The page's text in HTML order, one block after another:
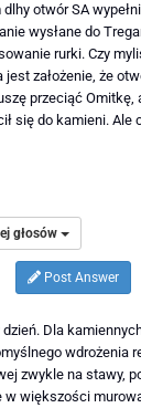
otwór SA
wysłane do
rurki. Czy
założenie, że
przeciąć Omitkę,
się do kamieni.
głosów
Post Answer
dzień. Dla
wdrożenia
zwykle na stawy,
w większości